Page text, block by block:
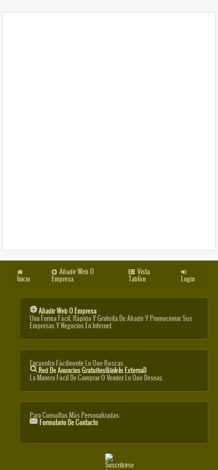
Inicio
Añadir Web O
Empresa
Vista
Tablón Login
Añadir Web O Empresa
Una Forma Fácil, Rápida Y Gratuita De Añadir Y Promocionar Sus
Empresas Y Negocios En Internet.
Encuentra Fácilmente Lo Que Buscas.
Red De Anuncios Gratuitos(link Is External)
La Manera Fácil De Comprar O Vender Lo Que Deseas.
Para Consultas Más Personalizadas:
Formulario De Contacto